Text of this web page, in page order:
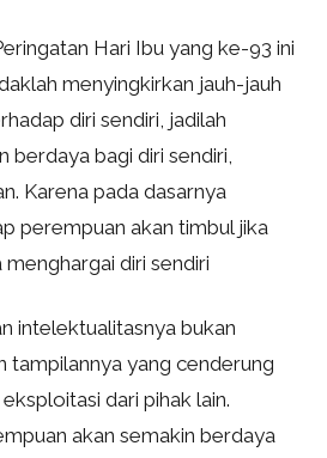
Hari Ibu yang ke-93 ini
menyingkirkan jauh-jauh
diri sendiri, jadilah
berdaya bagi diri sendiri,
Karena pada dasarnya
perempuan akan timbul jika
diri sendiri
intelektualitasnya bukan
tampilannya yang cenderung
dari pihak lain.
akan semakin berdaya